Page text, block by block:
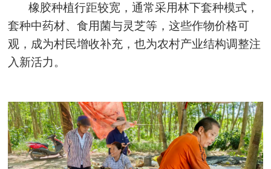
橡胶种植行距较宽，通常采用林下套种模式，
套种中药材、食用菌与灵芝等，这些作物价格可
观，成为村民增收补充，也为农村产业结构调整注
入新活力。